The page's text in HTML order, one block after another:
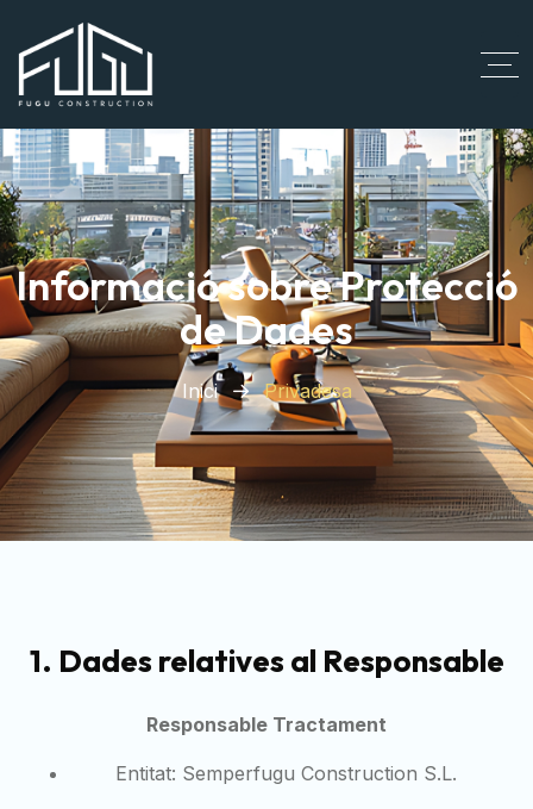
Informació sobre Protecció
de Dades
Inici Privadesa
1. Dades relatives al Responsable
Responsable Tractament
Entitat: Semperfugu Construction S.L.